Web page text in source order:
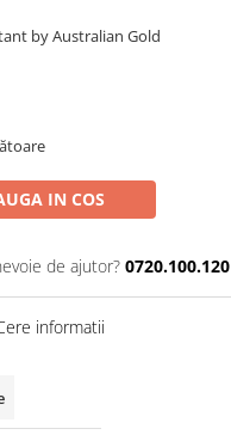
by Australian Gold
IN COS
de ajutor? 0720.100.120
informatii